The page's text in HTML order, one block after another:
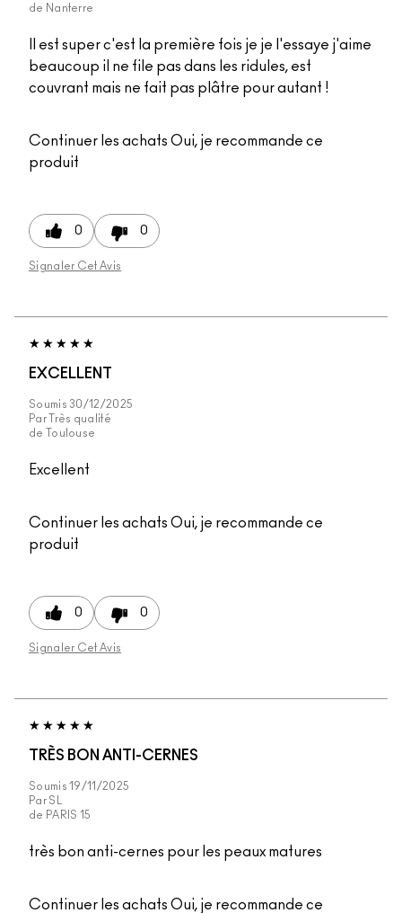
de Nanterre
Il est super c'est la première fois je je l'essaye j'aime
beaucoup il ne file pas dans les ridules, est
couvrant mais ne fait pas plâtre pour autant !
Continuer les achats Oui, je recommande ce
produit
0 0
Signaler Cet Avis
EXCELLENT
Soumis30/12/2025
Par
Très qualité
de
Toulouse
Excellent
Continuer les achats Oui, je recommande ce
produit
0 0
Signaler Cet Avis
TRÈS BON ANTI-CERNES
Soumis19/11/2025
Par SL
de PARIS 15
très bon anti-cernes pour les peaux matures
Continuer les achats Oui, je recommande ce